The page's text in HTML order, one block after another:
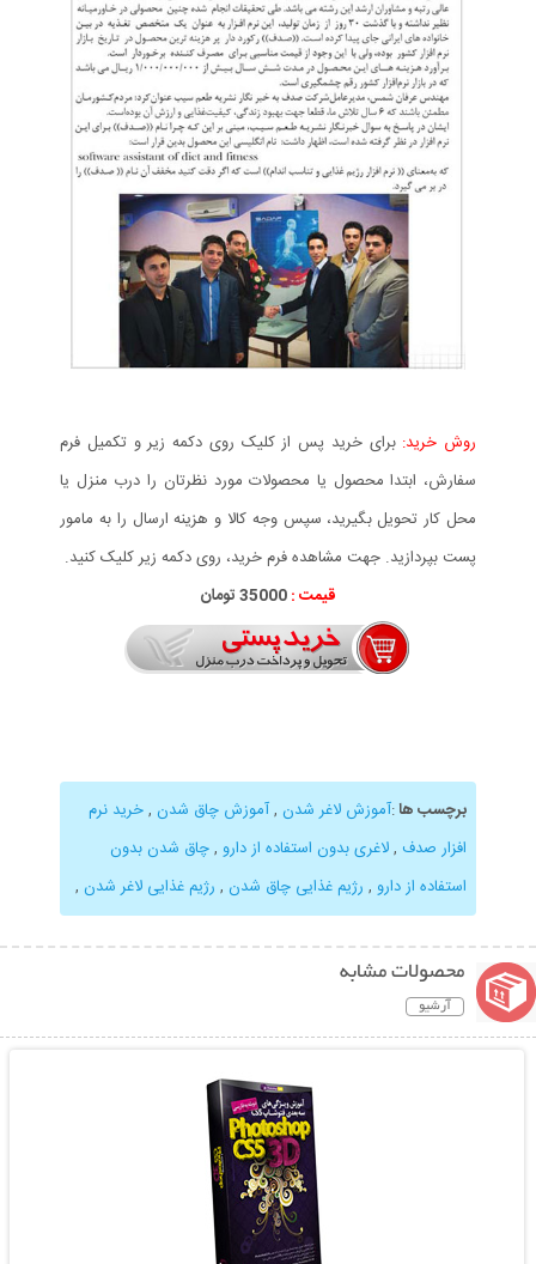
روش خرید: برای خرید پس از کلیک روی دکمه زیر و تکمیل فرم
سفارش، ابتدا محصول یا محصولات مورد نظرتان را درب منزل یا
محل کار تحویل بگیرید، سپس وجه کالا و هزینه ارسال را به مامور
پست بپردازید. جهت مشاهده فرم خرید، روی دکمه زیر کلیک کنید.
قیمت :35000 تومان
برچسب ها:آموزش لاغر شدن ,آموزش چاق شدن ,خرید نرم
افزار صدف ,لاغری بدون استفاده از دارو ,چاق شدن بدون
استفاده از دارو , رژیم غذایی چاق شدن , رژیم غذایی لاغر شدن ,
محصولات مشابه
آرشیو